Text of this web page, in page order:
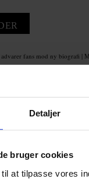
Detaljer
bruger cookies
at tilpasse vores